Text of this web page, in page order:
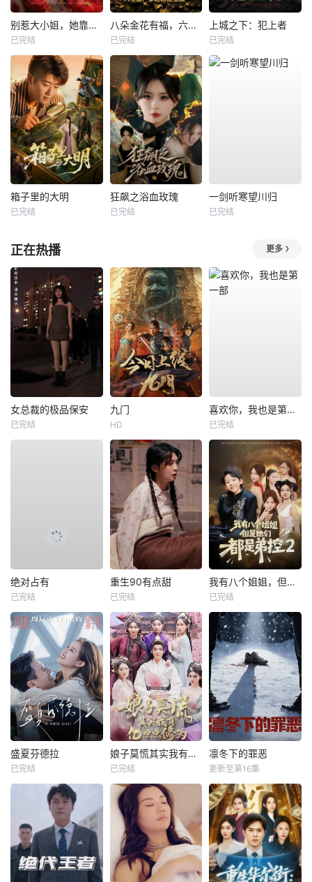
别惹大小姐，她靠山是哮天犬
已完结
八朵金花有福，六零猎户爹进山挖宝藏
已完结
上城之下：犯上者
已完结
箱子里的大明
已完结
狂飙之浴血玫瑰
已完结
一剑听寒望川归
已完结
正在热播 更多
女总裁的极品保安
已完结
九门
HD
喜欢你，我也是第一部
已完结
绝对占有
已完结
重生90有点甜
已完结
我有八个姐姐，但是他们都是弟控2
已完结
盛夏芬德拉
已完结
娘子莫慌其实我有亿点点修为
已完结
凛冬下的罪恶
更新至第16集